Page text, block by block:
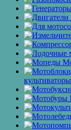
культиваторы